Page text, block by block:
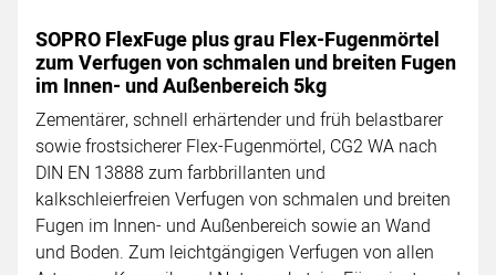
SOPRO FlexFuge plus grau Flex-Fugenmörtel
zum Verfugen von schmalen und breiten Fugen
im Innen- und Außenbereich 5kg
Zementärer, schnell erhärtender und früh belastbarer
sowie frostsicherer Flex-Fugenmörtel, CG2 WA nach
DIN EN 13888 zum farbbrillanten und
kalkschleierfreien Verfugen von schmalen und breiten
Fugen im Innen- und Außenbereich sowie an Wand
und Boden. Zum leichtgängigen Verfugen von allen